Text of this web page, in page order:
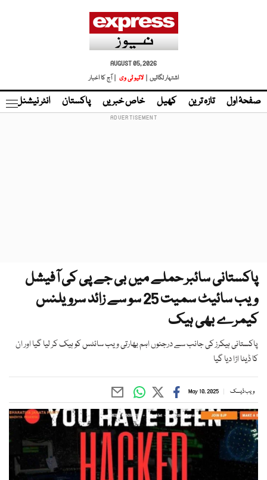
AUGUST 05, 2026
اشتہار لگائیں |
لائیو ٹی وی | آج کا اخبار
صفحۂ اول تازہ ترین کھیل خاص خبریں پاکستان انٹر نیشنل
پاکستانی سائبر حملے میں بی جے پی کی آفیشل
ویب سائیٹ سمیت 25 سو سے زائد سرویلنس
کیمرے بھی ہیک
پاکستانی ہیکرز کی جانب سے درجنوں اہم بھارتی ویب سائٹس کو ہیک کر لیا گیا اور ان
کا ڈیٹا اڑا دیا گیا
ویب ڈیسک May 10, 2025